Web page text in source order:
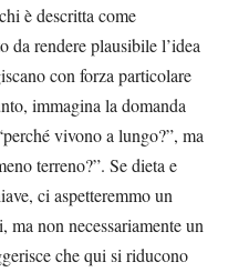
è descritta come
da rendere plausibile l’idea
con forza particolare
immagina la domanda
vivono a lungo?”, ma
terreno?”. Se dieta e
ci aspetteremmo un
ma non necessariamente un
che qui si riducono